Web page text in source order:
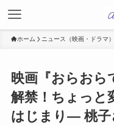
ホーム ニュース（映画・ドラマ）
映画『おらおら
解禁！ちょっと
はじまり― 桃子